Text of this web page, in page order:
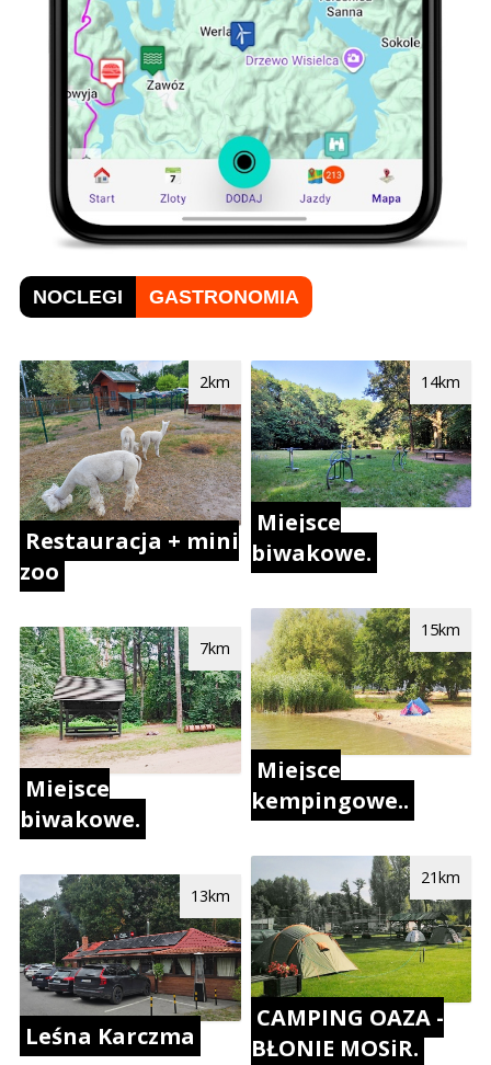
NOCLEGI GASTRONOMIA
Restauracja + mini
zoo
2km
Miejsce
biwakowe.
7km
Leśna Karczma
13km
Miejsce
biwakowe.
14km
Miejsce
kempingowe..
15km
CAMPING OAZA -
BŁONIE MOSiR.
21km